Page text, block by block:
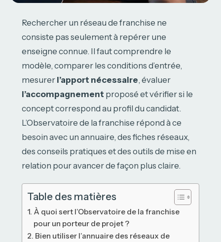
Rechercher un réseau de franchise ne
consiste pas seulement à repérer une
enseigne connue. Il faut comprendre le
modèle, comparer les conditions d’entrée,
mesurer l’apport nécessaire, évaluer
l’accompagnement proposé et vérifier si le
concept correspond au profil du candidat.
L’Observatoire de la franchise répond à ce
besoin avec un annuaire, des fiches réseaux,
des conseils pratiques et des outils de mise en
relation pour avancer de façon plus claire.
Table des matières
À quoi sert l’Observatoire de la franchise
pour un porteur de projet ?
Bien utiliser l’annuaire des réseaux de